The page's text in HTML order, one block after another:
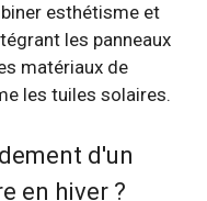
esthétisme et
les panneaux
matériaux de
les tuiles solaires.
d'un
en hiver ?